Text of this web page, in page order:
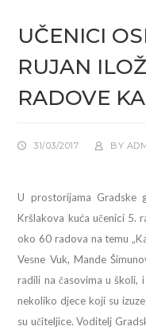
UČENICI
RUJAN
RADOVE
31/03/2017 BY
U prostorijama Gradske
Kršlakova kuća učenici 5.
oko 60 radova na temu
Vesne Vuk, Mande
radili na časovima u školi,
nekoliko djece koji su
su učiteljice. Voditelj